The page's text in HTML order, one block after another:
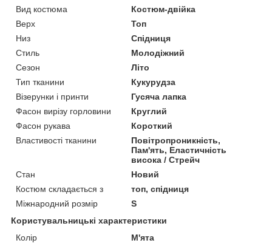
Вид костюма
Костюм-двійка
Верх
Топ
Низ
Спідниця
Стиль
Молодіжний
Сезон
Літо
Тип тканини
Кукурудза
Візерунки і принти
Гусяча лапка
Фасон вирізу горловини
Круглий
Фасон рукава
Короткий
Властивості тканини
Повітропроникність,
Пам'ять, Еластичність
висока / Стрейч
Стан
Новий
Костюм складається з
топ, спідниця
Міжнародний розмір
S
Користувальницькі характеристики
Колір
М'ята